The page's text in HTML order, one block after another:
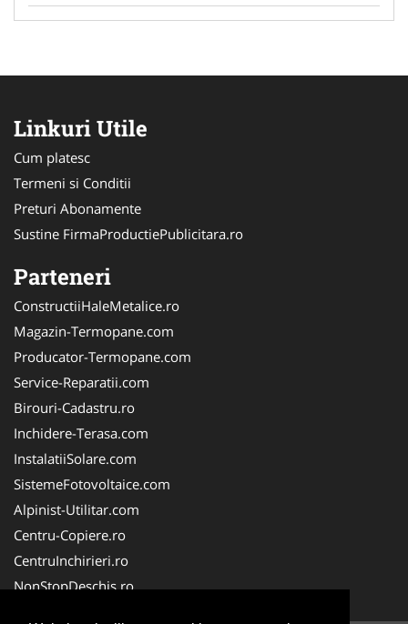
Linkuri Utile
Cum platesc
Termeni si Conditii
Preturi Abonamente
Sustine FirmaProductiePublicitara.ro
Parteneri
ConstructiiHaleMetalice.ro
Magazin-Termopane.com
Producator-Termopane.com
Service-Reparatii.com
Birouri-Cadastru.ro
Inchidere-Terasa.com
InstalatiiSolare.com
SistemeFotovoltaice.com
Alpinist-Utilitar.com
Centru-Copiere.ro
CentruInchirieri.ro
NonStopDeschis.ro